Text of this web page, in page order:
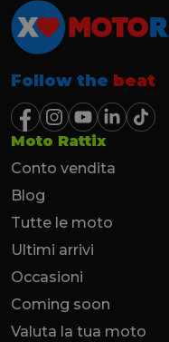
Follow the beat
Moto Rattix
Conto vendita
Blog
Tutte le moto
Ultimi arrivi
Occasioni
Coming soon
Valuta la tua moto